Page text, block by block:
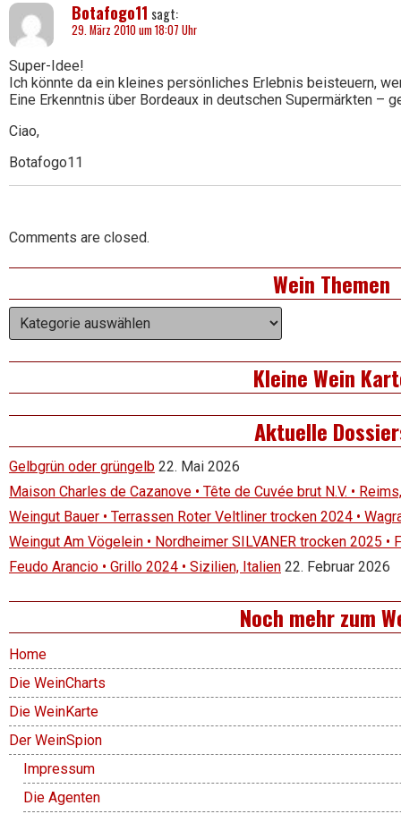
Botafogo11 sagt:
29. März 2010 um 18:07 Uhr
Super-Idee!
Ich könnte da ein kleines persönliches Erlebnis beisteuern,
Eine Erkenntnis über Bordeaux in deutschen Supermärkten –
Ciao,
Botafogo11
Comments are closed.
Right
Asides
Wein Themen
Wein
Themen
Kleine Wein
Aktuelle
Gelbgrün oder grüngelb 22. Mai 2026
Maison Charles de Cazanove • Tête de Cuvée brut N.V. •
Weingut Bauer • Terrassen Roter Veltliner trocken 2024 •
Weingut Am Vögelein • Nordheimer SILVANER trocken 2025 •
Feudo Arancio • Grillo 2024 • Sizilien, Italien 22. Februar 2026
Noch mehr zum
Home
Die WeinCharts
Die WeinKarte
Der WeinSpion
Impressum
Die Agenten